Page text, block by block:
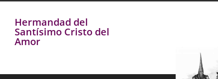
Hermandad del
Santísimo Cristo del
Amor